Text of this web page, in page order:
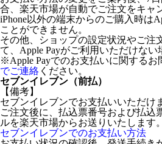
合、楽天市場が自動でご注文をキャ
iPhone以外の端末からのご購入時は
ことができません。
その他、ショップの設定状況やご注
て、Apple Payがご利用いただけない
※Apple Payでのお支払いに関するお
でご連絡 ください。
セブンイレブン（前払）
【備考】
セブンイレブンでお支払いいただけ
ご注文後に、払込票番号および払込
ルを楽天市場からお送りいたします。
セブンイレブンでのお支払い方法